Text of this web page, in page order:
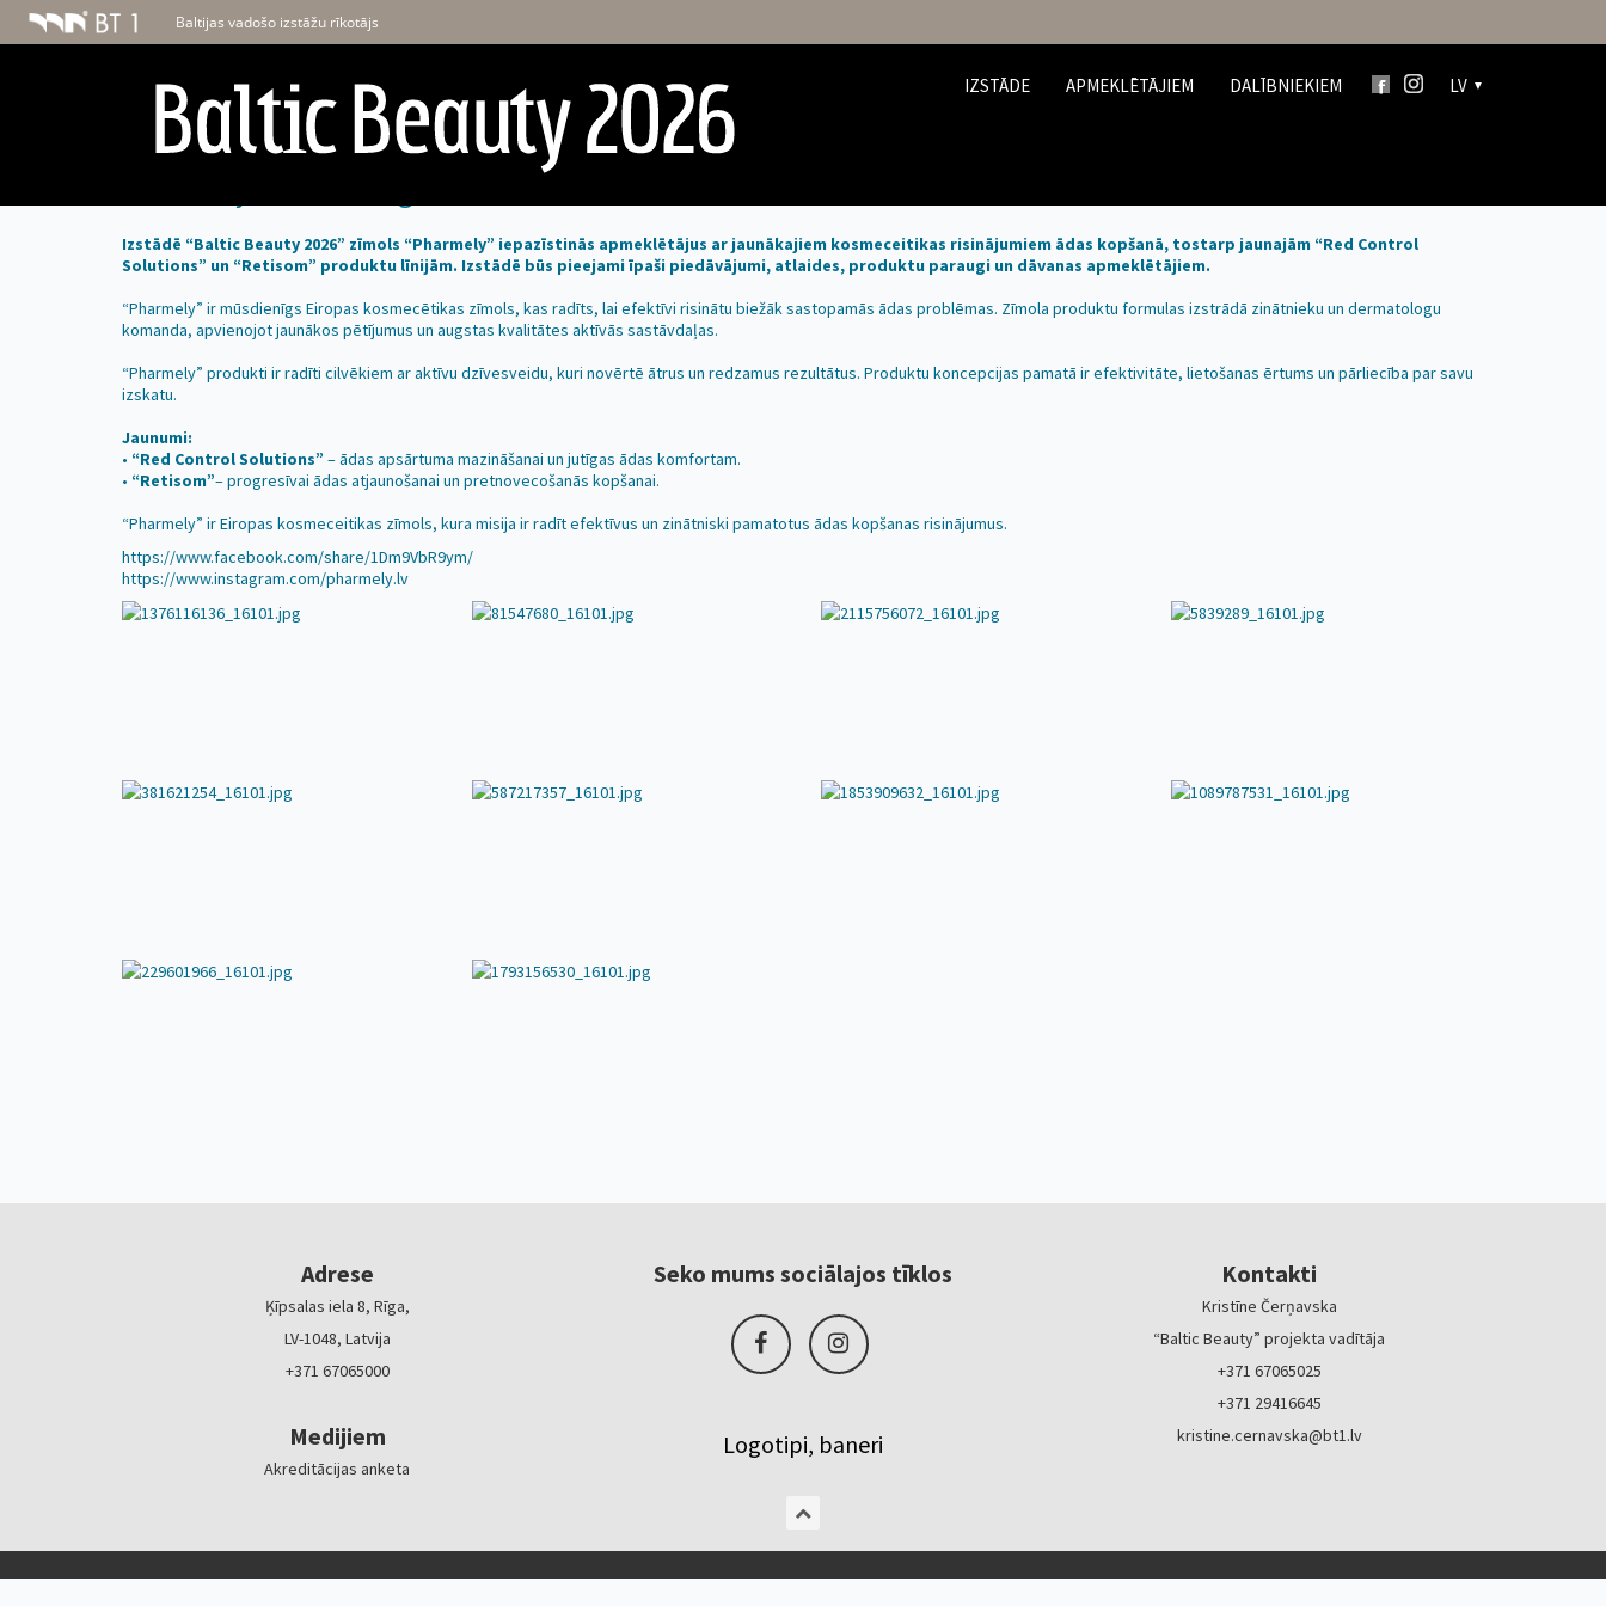
Baltijas vadošo izstāžu rīkotājs
IZSTĀDE APMEKLĒTĀJIEM DALĪBNIEKIEM LV
Izstādē “Baltic Beauty 2026” zīmols “Pharmely” iepazīstinās apmeklētājus ar jaunākajiem kosmeceitikas risinājumiem ādas kopšanā, tostarp jaunajām “Red Control
Solutions” un “Retisom” produktu līnijām. Izstādē būs pieejami īpaši piedāvājumi, atlaides, produktu paraugi un dāvanas apmeklētājiem.
“Pharmely” ir mūsdienīgs Eiropas kosmecētikas zīmols, kas radīts, lai efektīvi risinātu biežāk sastopamās ādas problēmas. Zīmola produktu formulas izstrādā zinātnieku un dermatologu
komanda, apvienojot jaunākos pētījumus un augstas kvalitātes aktīvās sastāvdaļas.
“Pharmely” produkti ir radīti cilvēkiem ar aktīvu dzīvesveidu, kuri novērtē ātrus un redzamus rezultātus. Produktu koncepcijas pamatā ir efektivitāte, lietošanas ērtums un pārliecība par savu
izskatu.
Jaunumi:
• “Red Control Solutions” – ādas apsārtuma mazināšanai un jutīgas ādas komfortam.
• “Retisom”– progresīvai ādas atjaunošanai un pretnovecošanās kopšanai.
“Pharmely” ir Eiropas kosmeceitikas zīmols, kura misija ir radīt efektīvus un zinātniski pamatotus ādas kopšanas risinājumus.
https://www.facebook.com/share/1Dm9VbR9ym/
https://www.instagram.com/pharmely.lv
Adrese
Ķīpsalas iela 8, Rīga,
LV-1048, Latvija
+371 67065000
Medijiem
Akreditācijas anketa
Seko mums sociālajos tīklos
Logotipi, baneri
Kontakti
Kristīne Čerņavska
“Baltic Beauty” projekta vadītāja
+371 67065025
+371 29416645
kristine.cernavska@bt1.lv